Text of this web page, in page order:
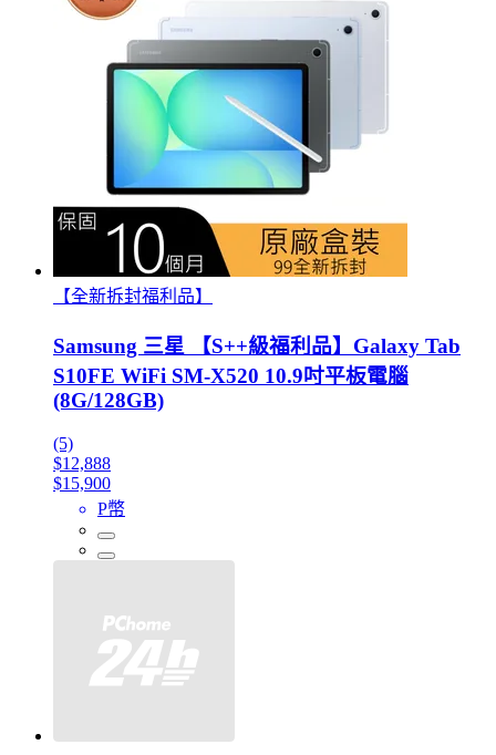
【全新拆封福利品】
Samsung 三星 【S++級福利品】Galaxy Tab
S10FE WiFi SM-X520 10.9吋平板電腦
(8G/128GB)
(5)
$12,888
$15,900
P幣